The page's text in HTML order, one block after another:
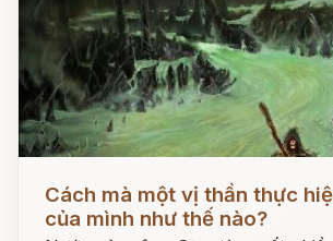
Cách mà một vị thần thực
của mình như thế nào?